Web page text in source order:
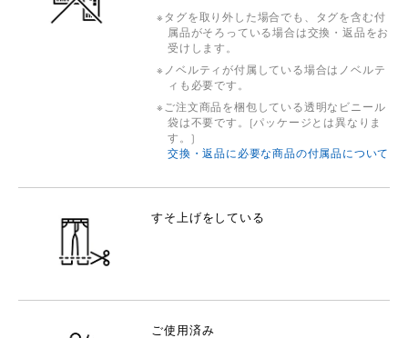
タグを取り外した場合でも、タグを含む付
属品がそろっている場合は交換・返品をお
受けします。
ノベルティが付属している場合はノベルテ
ィも必要です。
ご注文商品を梱包している透明なビニール
袋は不要です。(パッケージとは異なりま
す。)
交換・返品に必要な商品の付属品について
すそ上げをしている
ご使用済み